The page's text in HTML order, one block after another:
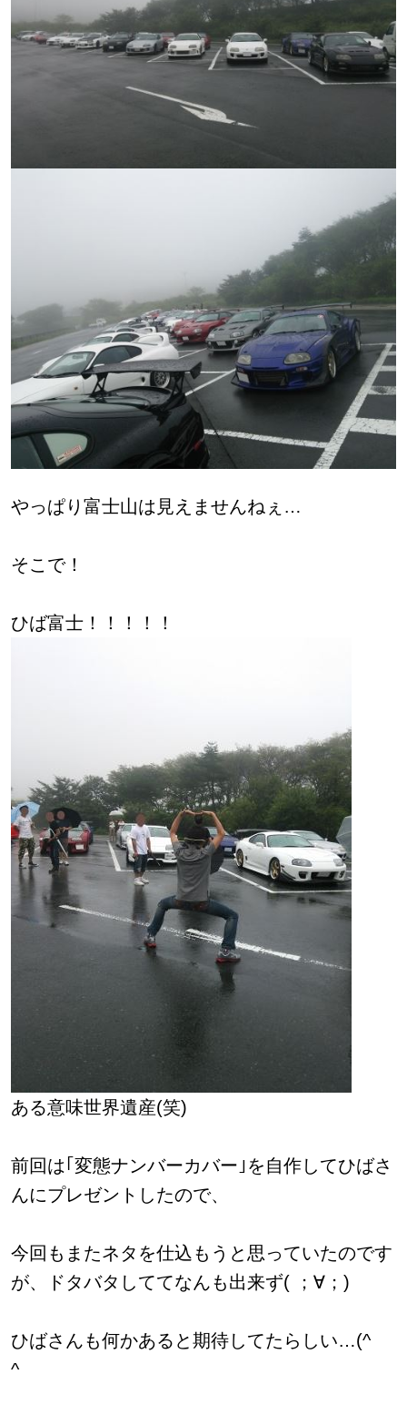
やっぱり富士山は見えませんねぇ…
そこで！
ひば富士！！！！！
ある意味世界遺産(笑)
前回は｢変態ナンバーカバー｣を自作してひばさ
んにプレゼントしたので、
今回 も またネタを仕込もうと思っていたのです
が、ドタバタしててなんも出来ず( ；∀；)
ひばさんも何かあると期待してたらしい…(^
^ゞ